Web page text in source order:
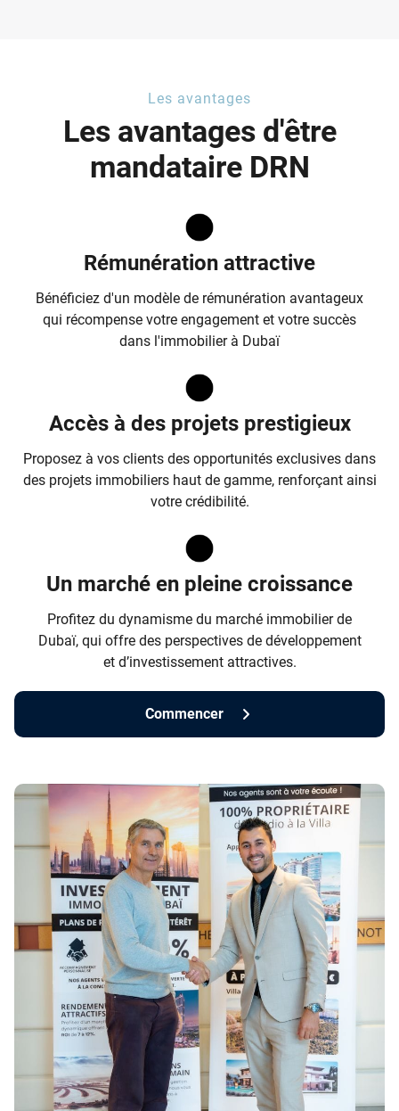
Les avantages
Les avantages d'être
mandataire DRN
Rémunération attractive
Bénéficiez d'un modèle de rémunération avantageux
qui récompense votre engagement et votre succès
dans l'immobilier à Dubaï
Accès à des projets prestigieux
Proposez à vos clients des opportunités exclusives dans
des projets immobiliers haut de gamme, renforçant ainsi
votre crédibilité.
Un marché en pleine croissance
Profitez du dynamisme du marché immobilier de
Dubaï, qui offre des perspectives de développement
et d’investissement attractives.
Commencer